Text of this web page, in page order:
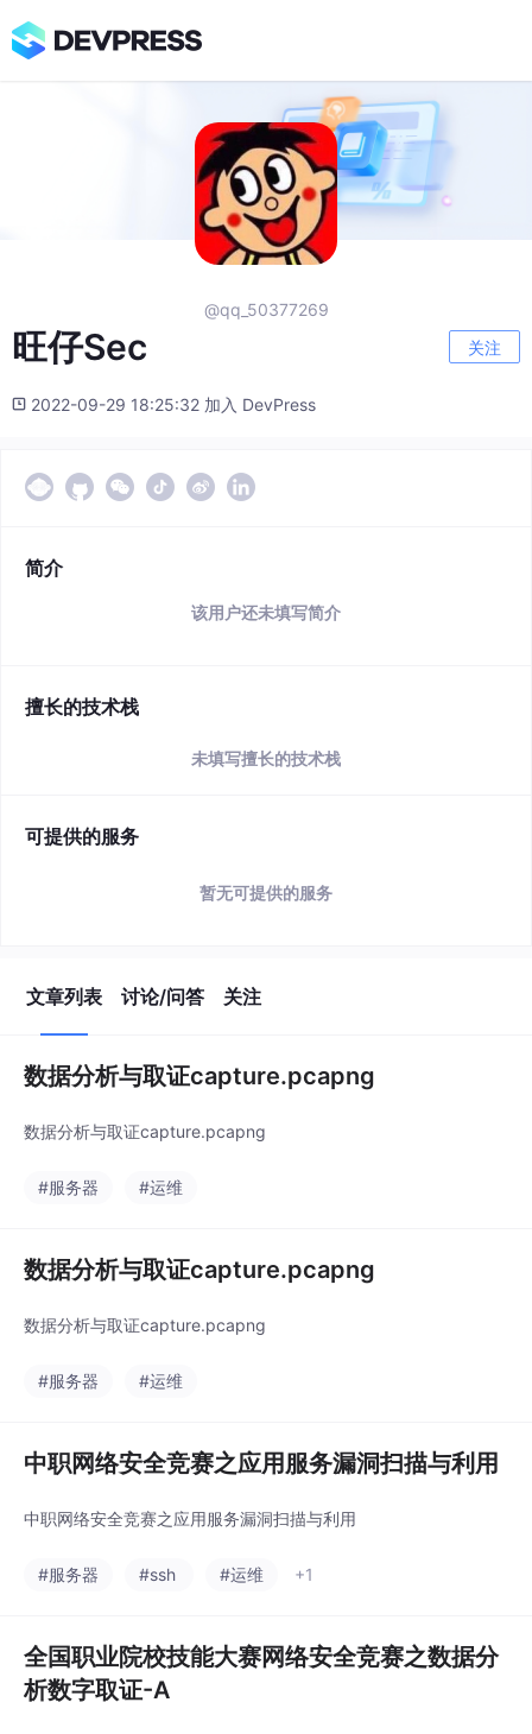
@qq_50377269
旺仔Sec 关注
2022-09-29 18:25:32 加入 DevPress
简介
该用户还未填写简介
擅长的技术栈
未填写擅长的技术栈
可提供的服务
暂无可提供的服务
文章列表 讨论/问答 关注
数据分析与取证capture.pcapng
数据分析与取证capture.pcapng
#服务器 #运维
数据分析与取证capture.pcapng
数据分析与取证capture.pcapng
#服务器 #运维
中职网络安全竞赛之应用服务漏洞扫描与利用
中职网络安全竞赛之应用服务漏洞扫描与利用
#服务器 #ssh #运维 +1
全国职业院校技能大赛网络安全竞赛之数据分
析数字取证-A